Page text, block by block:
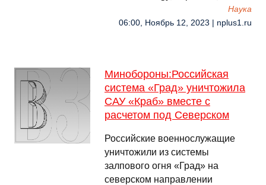
Наука
06:00, Ноябрь 12, 2023 | nplus1.ru
Минобороны:Российская
система «Град» уничтожила
САУ «Краб» вместе с
расчетом под Северском
Российские военнослужащие
уничтожили из системы
залпового огня «Град» на
северском направлении